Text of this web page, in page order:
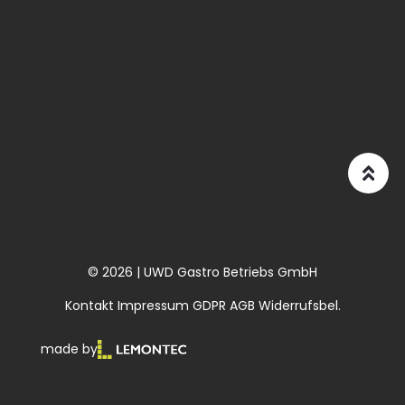
© 2026 | UWD Gastro Betriebs GmbH
Kontakt Impressum GDPR AGB Widerrufsbel.
made by